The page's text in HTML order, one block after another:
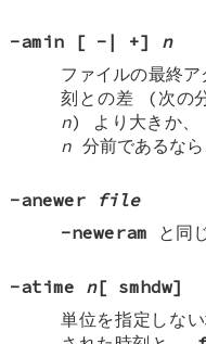
-amin [ - | +] n
ファイルの最終
刻との差 (次の
n) より大きか、
n分前であるなら
-anewer
file
-neweram と同
-atime n[ smhdw]
単位を指定しな